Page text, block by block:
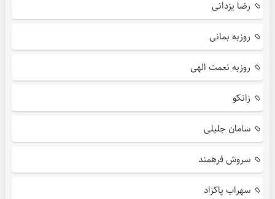
رضا یزدانی
روزبه بمانی
روزبه نعمت الهی
زانکو
سامان جلیلی
سروش فرهمند
سهراب پاکزاد